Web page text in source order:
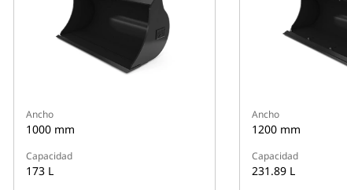
Ancho
1000 mm
Capacidad
173 L
Ancho
1200 mm
Capacidad
231.89 L